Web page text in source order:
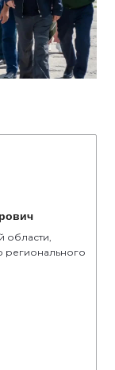
области,
регионального